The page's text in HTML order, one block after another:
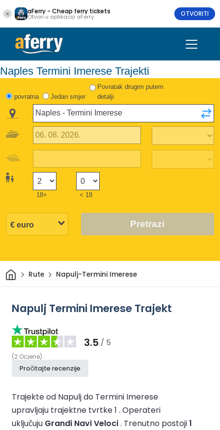
aFerry - Cheap ferry tickets
Otvori u aplikaciji aFerry OTVORITI
Naples Termini Imerese Trajekti
povratna Jedan smjer
Povratak drugim putem
detalji
18+ < 18
Pretrazi
DomRute Napulj-Termini Imerese
Napulj Termini Imerese Trajekt
3.5 / 5
(2 Ocjene)
Pročitajte recenzije
Trajekte od Napulj do Termini Imerese
upravljaju trajektne tvrtke 1 . Operateri
uključuju Grandi Navi Veloci. Trenutno postoji1